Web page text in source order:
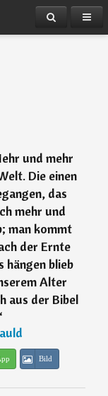
und mehr
Die einen
das
mehr und
man kommt
der Ernte
hängen blieb
Alter
aus der Bibel
Bild